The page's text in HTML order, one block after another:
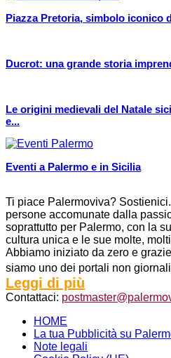
Piazza Pretoria, simbolo iconico
Ducrot: una grande storia
Le origini medievali del Natale
e...
Eventi a Palermo e in Sicilia
Ti piace Palermoviva?
persone accomunate dalla
soprattutto per Palermo, con la
cultura unica e le sue molte,
Abbiamo iniziato da zero e
siamo uno dei portali non
Leggi di più
Contattaci:
HOME
La tua Pubblicità su
Note legali